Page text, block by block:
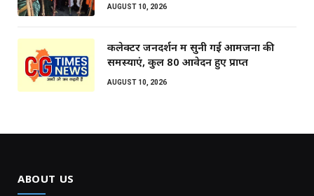
AUGUST 10, 2026
कलेक्टर जनदर्शन में सुनी गई आमजनों की
समस्याएं, कुल 80 आवेदन हुए प्राप्त
AUGUST 10, 2026
ABOUT US